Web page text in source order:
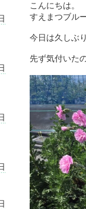
こんにちは。
すえまつブル
今日は久しぶ
先ず気付いた